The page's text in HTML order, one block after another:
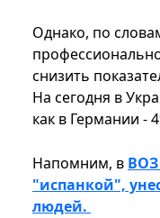
Однако, по
снизить
На сегодня в
как в Германии -
Напомним, в ВОЗ
"испанкой",
людей.